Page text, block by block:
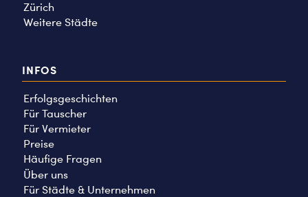
Zürich
Weitere Städte
INFOS
Erfolgsgeschichten
Für Tauscher
Für Vermieter
Preise
Häufige Fragen
Über uns
Für Städte & Unternehmen